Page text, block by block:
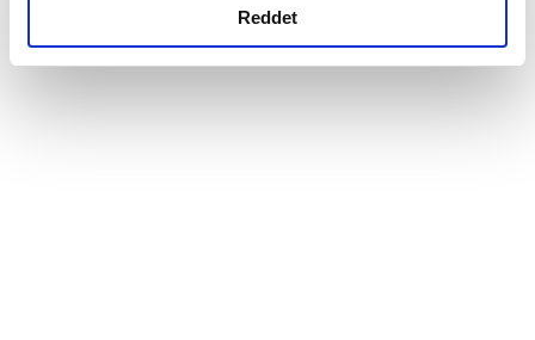
okumak ve sitemizi ziyaretiniz kapsamında
Reddet